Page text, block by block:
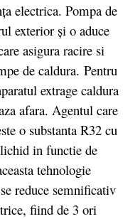
electrica. Pompa de
exterior şi o aduce
asigura racire si
de caldura. Pentru
extrage caldura
afara. Agentul care
o substanta R32 cu
in functie de
tehnologie
reduce semnificativ
fiind de 3 ori